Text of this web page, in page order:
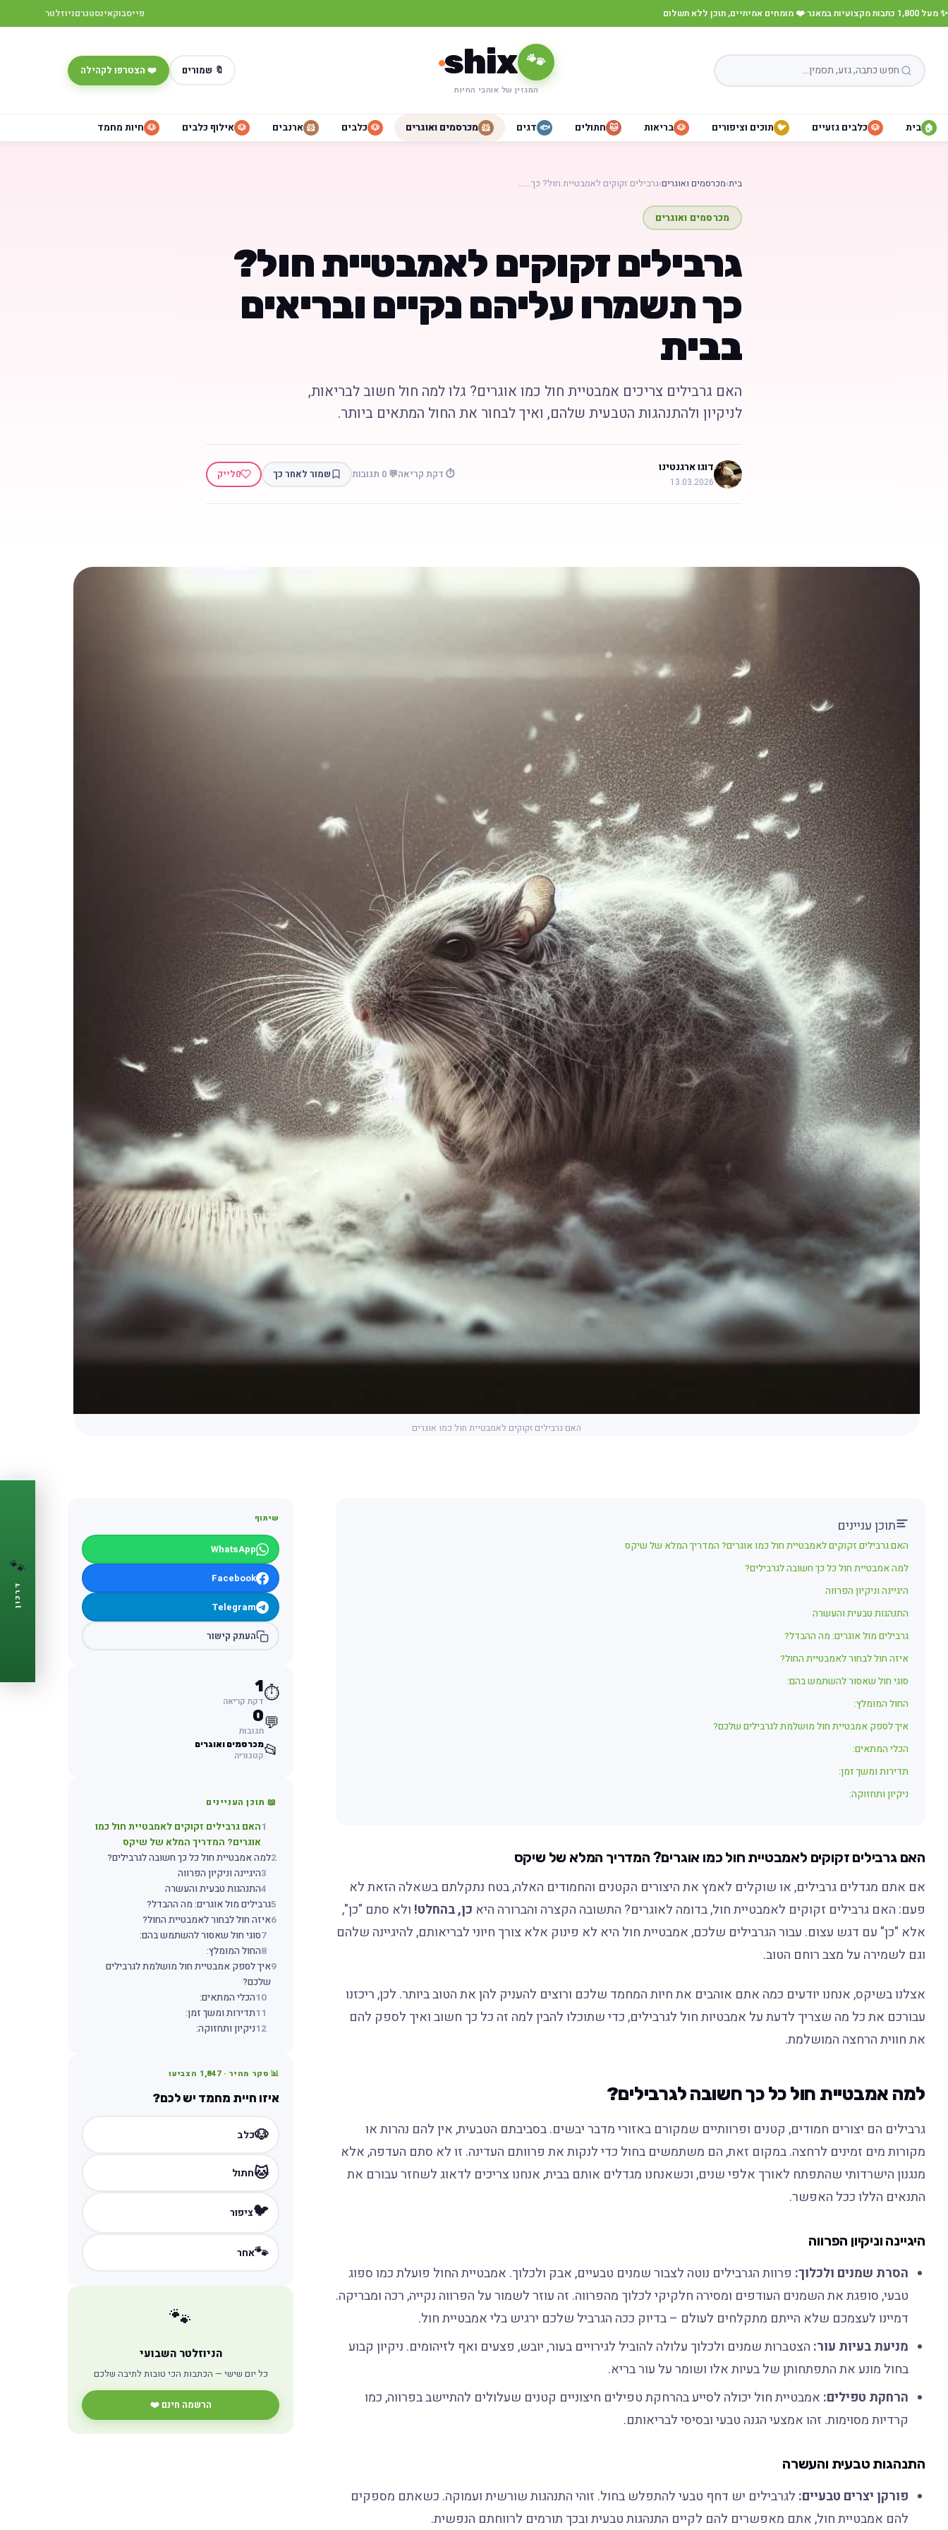
✨ מעל 1,800 כתבות מקצועיות במאגר ·❤️ מומחים אמיתיים, תוכן ללא תשלום פייסבוקאינסטגרםניוזלטר
🐾
shix
המגזין של אוהבי החיות
🔖 שמורים ❤️ הצטרפו לקהילה
🏠 בית 🐶 כלבים גזעיים 🐦 תוכים וציפורים 🐶 בריאות 🐱 חתולים 🐟 דגים 🐹 מכרסמים ואוגרים 🐶 כלבים 🐹 ארנבים 🐶 אילוף כלבים 🐶 חיות מחמד
בית›מכרסמים ואוגרים›גרבילים זקוקים לאמבטיית חול? כך……
מכרסמים ואוגרים
גרבילים זקוקים לאמבטיית חול?
כך תשמרו עליהם נקיים ובריאים
בבית
האם גרבילים צריכים אמבטיית חול כמו אוגרים? גלו למה חול חשוב לבריאות,
לניקיון ולהתנהגות הטבעית שלהם, ואיך לבחור את החול המתאים ביותר.
דוגו ארגנטינו
13.03.2026
⏱️ דקת קריאה💬 0 תגובות שמור לאחר כך 0לייק
האם גרבילים זקוקים לאמבטיית חול כמו אוגרים
תוכן עניינים
האם גרבילים זקוקים לאמבטיית חול כמו אוגרים? המדריך המלא של שיקס
למה אמבטיית חול כל כך חשובה לגרבילים?
היגיינה וניקיון הפרווה
התנהגות טבעית והעשרה
גרבילים מול אוגרים: מה ההבדל?
איזה חול לבחור לאמבטיית החול?
סוגי חול שאסור להשתמש בהם:
החול המומלץ:
איך לספק אמבטיית חול מושלמת לגרבילים שלכם?
הכלי המתאים:
תדירות ומשך זמן:
ניקיון ותחזוקה:
האם גרבילים זקוקים לאמבטיית חול כמו אוגרים? המדריך המלא של שיקס
אם אתם מגדלים גרבילים, או שוקלים לאמץ את היצורים הקטנים והחמודים האלה, בטח נתקלתם בשאלה הזאת לא
פעם: האם גרבילים זקוקים לאמבטיית חול, בדומה לאוגרים? התשובה הקצרה והברורה היא כן, בהחלט! ולא סתם "כן",
אלא "כן" עם דגש עצום. עבור הגרבילים שלכם, אמבטיית חול היא לא פינוק אלא צורך חיוני לבריאותם, להיגיינה שלהם
וגם לשמירה על מצב רוחם הטוב.
אצלנו בשיקס, אנחנו יודעים כמה אתם אוהבים את חיות המחמד שלכם ורוצים להעניק להן את הטוב ביותר. לכן, ריכזנו
עבורכם את כל מה שצריך לדעת על אמבטיות חול לגרבילים, כדי שתוכלו להבין למה זה כל כך חשוב ואיך לספק להם
את חווית הרחצה המושלמת.
למה אמבטיית חול כל כך חשובה לגרבילים?
גרבילים הם יצורים חמודים, קטנים ופרוותיים שמקורם באזורי מדבר יבשים. בסביבתם הטבעית, אין להם נהרות או
מקורות מים זמינים לרחצה. במקום זאת, הם משתמשים בחול כדי לנקות את פרוותם העדינה. זו לא סתם העדפה, אלא
מנגנון הישרדותי שהתפתח לאורך אלפי שנים, וכשאנחנו מגדלים אותם בבית, אנחנו צריכים לדאוג לשחזר עבורם את
התנאים הללו ככל האפשר.
היגיינה וניקיון הפרווה
הסרת שמנים ולכלוך: פרוות הגרבילים נוטה לצבור שמנים טבעיים, אבק ולכלוך. אמבטיית החול פועלת כמו ספוג
טבעי, סופגת את השמנים העודפים ומסירה חלקיקי לכלוך מהפרווה. זה עוזר לשמור על הפרווה נקייה, רכה ומבריקה.
דמיינו לעצמכם שלא הייתם מתקלחים לעולם – בדיוק ככה הגרביל שלכם ירגיש בלי אמבטיית חול.
מניעת בעיות עור: הצטברות שמנים ולכלוך עלולה להוביל לגירויים בעור, יובש, פצעים ואף לזיהומים. ניקיון קבוע
בחול מונע את התפתחותן של בעיות אלו ושומר על עור בריא.
הרחקת טפילים: אמבטיית חול יכולה לסייע בהרחקת טפילים חיצוניים קטנים שעלולים להתיישב בפרווה, כמו
קרדיות מסוימות. זהו אמצעי הגנה טבעי ובסיסי לבריאותם.
התנהגות טבעית והעשרה
פורקן יצרים טבעיים: לגרבילים יש דחף טבעי להתפלש בחול. זוהי התנהגות שורשית ועמוקה. כשאתם מספקים
להם אמבטיית חול, אתם מאפשרים להם לקיים התנהגות טבעית ובכך תורמים לרווחתם הנפשית.
שיתוף
WhatsApp
Facebook
Telegram
העתק קישור
⏱️
1
דקת קריאה
💬
0
תגובות
📂מכרסמים ואוגרים
קטגוריה
📖 תוכן העניינים
1האם גרבילים זקוקים לאמבטיית חול כמו
אוגרים? המדריך המלא של שיקס
2למה אמבטיית חול כל כך חשובה לגרבילים?
3היגיינה וניקיון הפרווה
4התנהגות טבעית והעשרה
5גרבילים מול אוגרים: מה ההבדל?
6איזה חול לבחור לאמבטיית החול?
7סוגי חול שאסור להשתמש בהם:
8החול המומלץ:
9איך לספק אמבטיית חול מושלמת לגרבילים
שלכם?
10הכלי המתאים:
11תדירות ומשך זמן:
12ניקיון ותחזוקה:
📊 סקר מהיר ·1,847 הצביעו
איזו חיית מחמד יש לכם?
🐶כלב
🐱חתול
🐦ציפור
🐾אחר
🐾
הניוזלטר השבועי
כל יום שישי — הכתבות הכי טובות לתיבה שלכם
הרשמה חינם ❤️
🐾
דרכון
🐾
לחיית המחמד שלך
🩺תזכורות ביקורת